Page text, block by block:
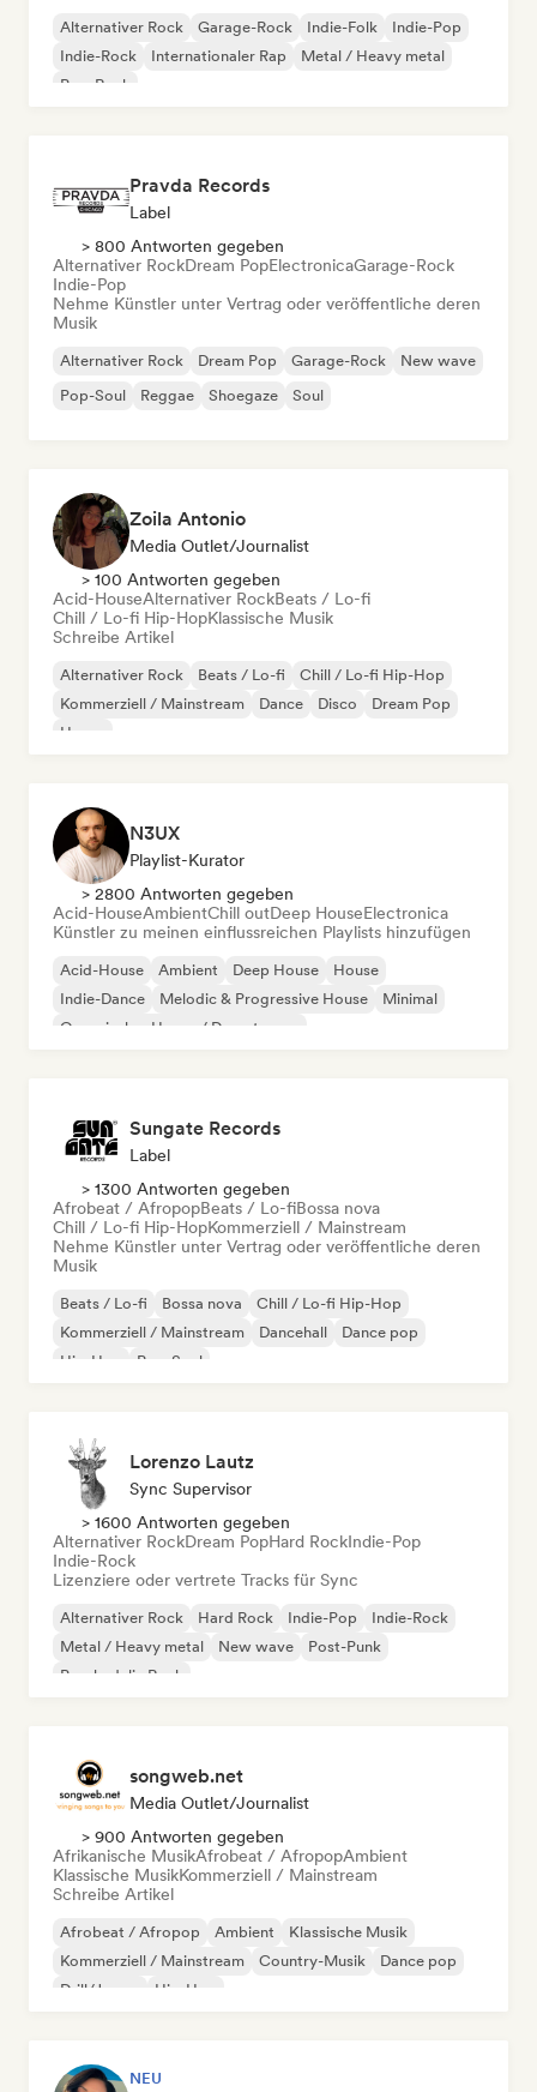
Alternativer Rock Garage-Rock Indie-Folk
Indie-Pop
Indie-Rock
Internationaler Rap
Metal / Heavy metal
Pop-Rock
Pravda Records
Label
> 800 Antworten gegeben
Alternativer RockDream PopElectronicaGarage-Rock
Indie-Pop
Nehme Künstler unter Vertrag oder veröffentliche deren
Musik
Alternativer Rock Dream Pop Garage-Rock
New wave
Pop-Soul
Reggae Shoegaze Soul
Zoila Antonio
Media Outlet/Journalist
> 100 Antworten gegeben
Acid-HouseAlternativer RockBeats / Lo-fi
Chill / Lo-fi Hip-HopKlassische Musik
Schreibe Artikel
Alternativer Rock Beats / Lo-fi
Chill / Lo-fi Hip-Hop
Kommerziell / Mainstream
Dance Disco
Dream Pop
House
N3UX
Playlist-Kurator
> 2800 Antworten gegeben
Acid-HouseAmbientChill outDeep HouseElectronica
Künstler zu meinen einflussreichen Playlists hinzufügen
Acid-House Ambient Deep House
House
Indie-Dance
Melodic & Progressive House
Minimal
Organischer House / Downtempo
Sungate Records
Label
> 1300 Antworten gegeben
Afrobeat / AfropopBeats / Lo-fiBossa nova
Chill / Lo-fi Hip-HopKommerziell / Mainstream
Nehme Künstler unter Vertrag oder veröffentliche deren
Musik
Beats / Lo-fi Bossa nova
Chill / Lo-fi Hip-Hop
Kommerziell / Mainstream
Dancehall
Dance pop
Hip-Hop
Pop-Soul
Lorenzo Lautz
Sync Supervisor
> 1600 Antworten gegeben
Alternativer RockDream PopHard RockIndie-Pop
Indie-Rock
Lizenziere oder vertrete Tracks für Sync
Alternativer Rock Hard Rock Indie-Pop
Indie-Rock
Metal / Heavy metal
New wave
Post-Punk
Psychedelic Rock
songweb.net
Media Outlet/Journalist
> 900 Antworten gegeben
Afrikanische MusikAfrobeat / AfropopAmbient
Klassische MusikKommerziell / Mainstream
Schreibe Artikel
Afrobeat / Afropop Ambient
Klassische Musik
Kommerziell / Mainstream
Country-Musik
Dance pop
Drill/Jersey
Hip-Hop
NEU